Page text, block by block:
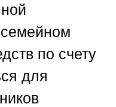
по счету
для